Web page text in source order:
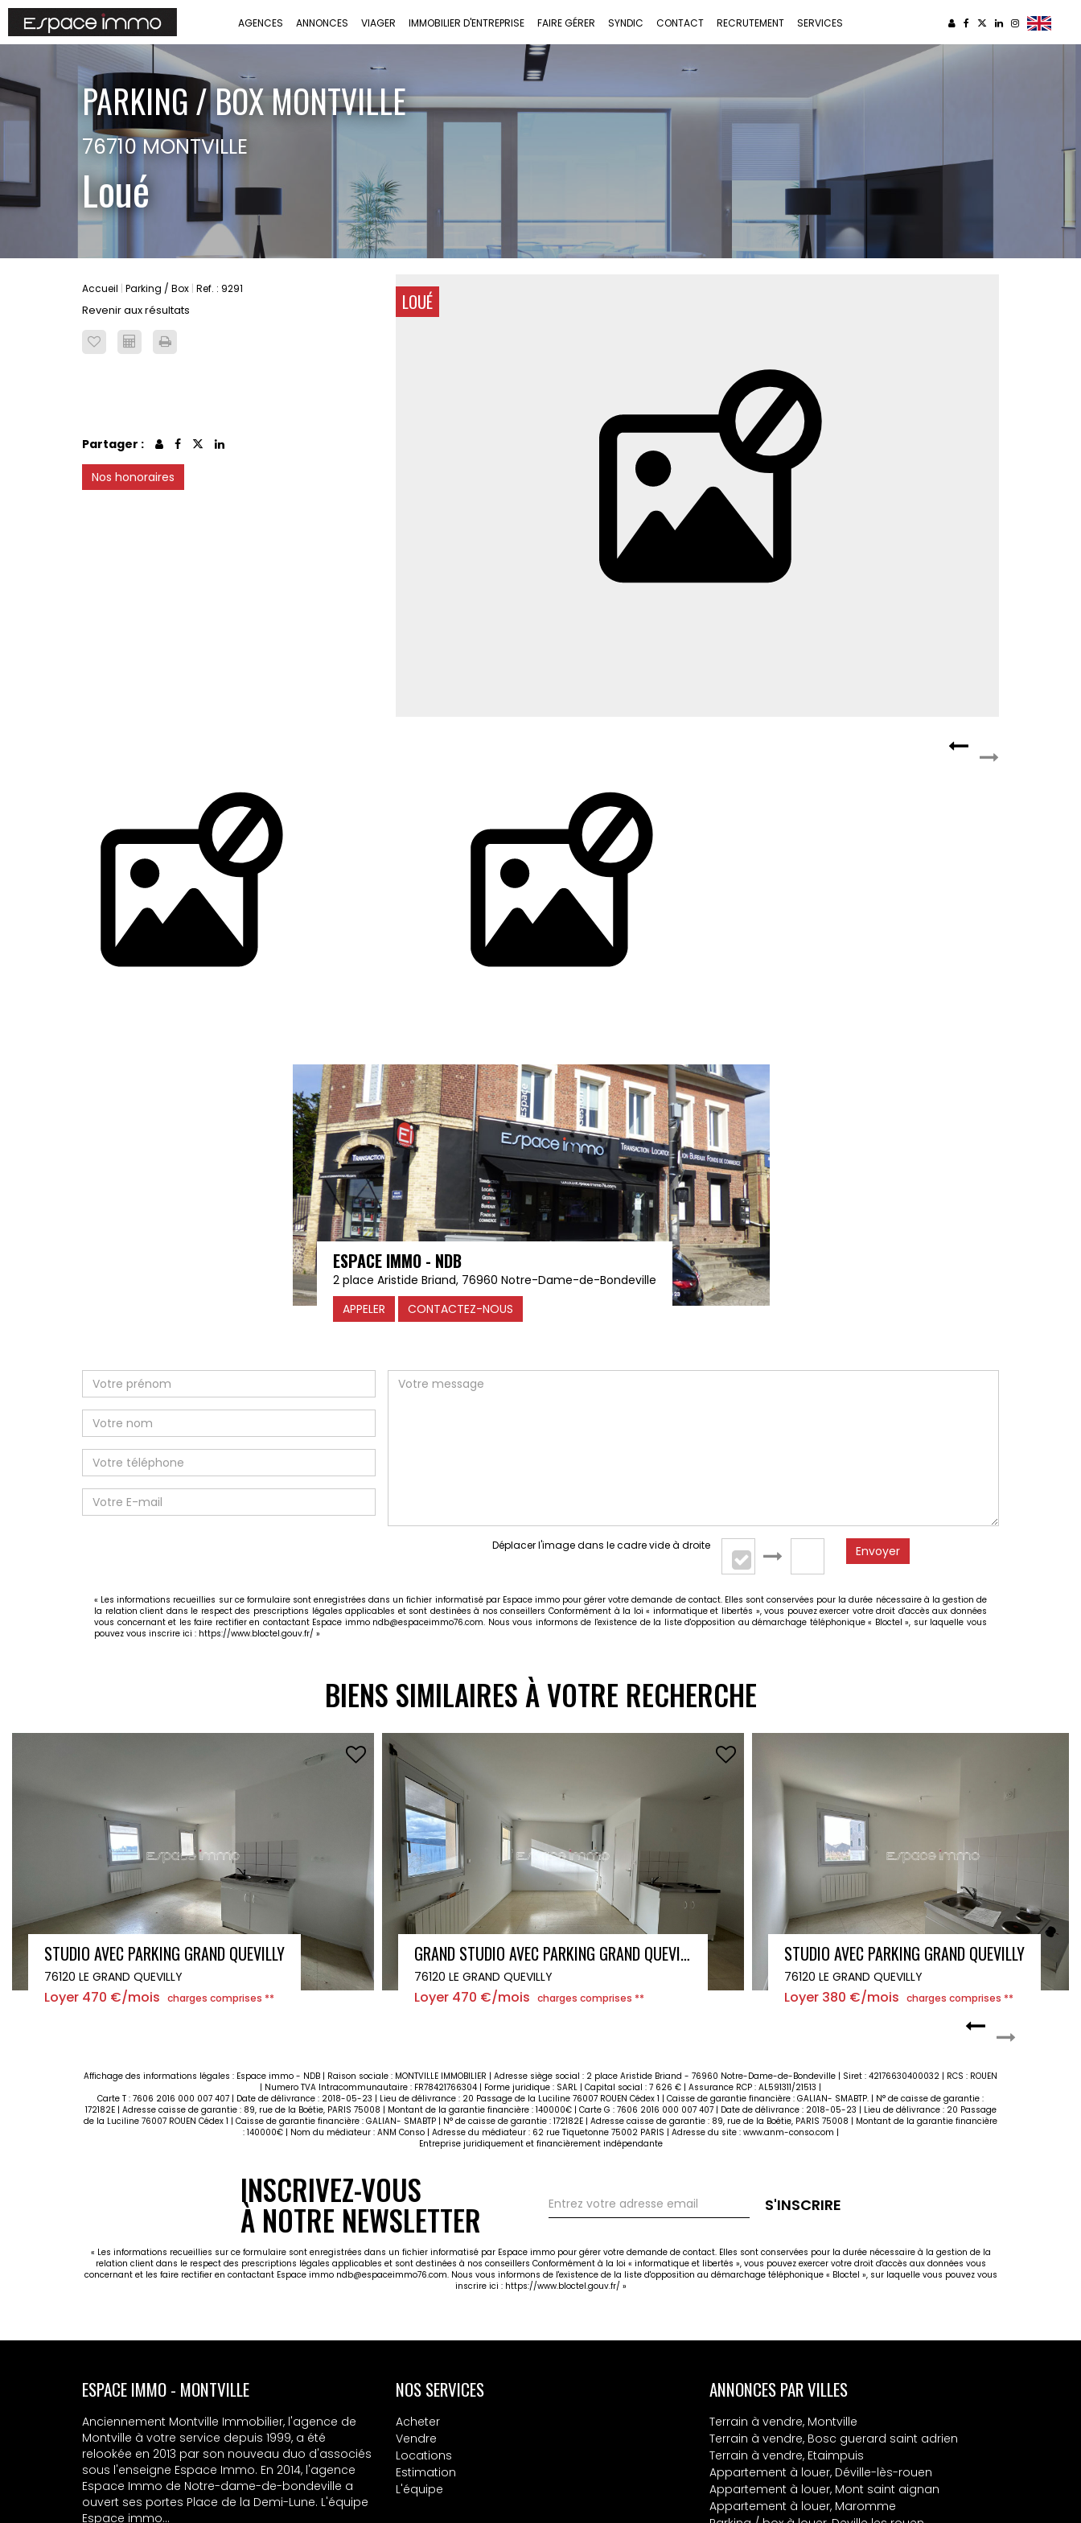
AGENCES ANNONCES VIAGER IMMOBILIER D'ENTREPRISE FAIRE GÉRER SYNDIC CONTACT RECRUTEMENT SERVICES
PARKING / BOX MONTVILLE
76710 MONTVILLE
Loué
Accueil Parking / Box Ref. : 9291
Revenir aux résultats LOUÉ
Partager :
Nos honoraires
ESPACE IMMO - NDB
2 place Aristide Briand, 76960 Notre-Dame-de-Bondeville
APPELER
CONTACTEZ-NOUS
Déplacer l'image dans le cadre vide à droite Envoyer
« Les informations recueillies sur ce formulaire sont enregistrées dans un fichier informatisé par Espace immo pour gérer votre demande de contact. Elles sont conservées pour la durée nécessaire à la gestion de
la relation client dans le respect des prescriptions légales applicables et sont destinées à nos conseillers Conformément à la loi « informatique et libertés », vous pouvez exercer votre droit d'accès aux données
vous concernant et les faire rectifier en contactant Espace immo ndb@espaceimmo76.com. Nous vous informons de l'existence de la liste d'opposition au démarchage téléphonique « Bloctel », sur laquelle vous
pouvez vous inscrire ici : https://www.bloctel.gouv.fr/ »
BIENS SIMILAIRES À VOTRE RECHERCHE
GRAND STUDIO AVEC PARKING GRAND QUEVILLY
76120 LE GRAND QUEVILLY
Loyer 470 €/mois charges comprises **
STUDIO AVEC PARKING GRAND QUEVILLY
76120 LE GRAND QUEVILLY
Loyer 380 €/mois charges comprises **
STUDIO AVEC PARKING GRAND QUEVILLY
76120 LE GRAND QUEVILLY
Loyer 400 €/mois charges comprises **
Affichage des informations légales : Espace immo - NDB | Raison sociale : MONTVILLE IMMOBILIER | Adresse siège social : 2 place Aristide Briand - 76960 Notre-Dame-de-Bondeville | Siret : 42176630400032 | RCS : ROUEN
| Numero TVA Intracommunautaire : FR78421766304 | Forme juridique : SARL | Capital social : 7 626 € | Assurance RCP : AL591311/21513 |
Carte T : 7606 2016 000 007 407 | Date de délivrance : 2018-05-23 | Lieu de délivrance : 20 Passage de la Luciline 76007 ROUEN Cédex 1 | Caisse de garantie financière : GALIAN- SMABTP. | N° de caisse de garantie :
172182E | Adresse caisse de garantie : 89, rue de la Boétie, PARIS 75008 | Montant de la garantie financière : 140000€ | Carte G : 7606 2016 000 007 407 | Date de délivrance : 2018-05-23 | Lieu de délivrance : 20 Passage
de la Luciline 76007 ROUEN Cédex 1 | Caisse de garantie financière : GALIAN- SMABTP | N° de caisse de garantie : 172182E | Adresse caisse de garantie : 89, rue de la Boétie, PARIS 75008 | Montant de la garantie financière
: 140000€ | Nom du médiateur : ANM Conso | Adresse du médiateur : 62 rue Tiquetonne 75002 PARIS | Adresse du site : www.anm-conso.com |
Entreprise juridiquement et financièrement indépendante
INSCRIVEZ-VOUS
À NOTRE NEWSLETTER S'INSCRIRE
« Les informations recueillies sur ce formulaire sont enregistrées dans un fichier informatisé par Espace immo pour gérer votre demande de contact. Elles sont conservées pour la durée nécessaire à la gestion de la
relation client dans le respect des prescriptions légales applicables et sont destinées à nos conseillers Conformément à la loi « informatique et libertés », vous pouvez exercer votre droit d'accès aux données vous
concernant et les faire rectifier en contactant Espace immo ndb@espaceimmo76.com. Nous vous informons de l'existence de la liste d'opposition au démarchage téléphonique « Bloctel », sur laquelle vous pouvez vous
inscrire ici : https://www.bloctel.gouv.fr/ »
ESPACE IMMO - MSA
Anciennement Montville Immobilier, l'agence de
Montville à votre service depuis 1999, a été
relookée en 2013 par son nouveau duo d'associés
sous l'enseigne Espace Immo. En 2014, l'agence
Espace Immo de Notre-dame-de-bondeville a
ouvert ses portes Place de la Demi-Lune. L'équipe
Espace immo...
NOS SERVICES
Acheter
Vendre
Locations
Estimation
L'équipe
ANNONCES PAR VILLES
Terrain à vendre, Montville
Terrain à vendre, Bosc guerard saint adrien
Terrain à vendre, Etaimpuis
Appartement à louer, Déville-lès-rouen
Appartement à louer, Mont saint aignan
Appartement à louer, Maromme